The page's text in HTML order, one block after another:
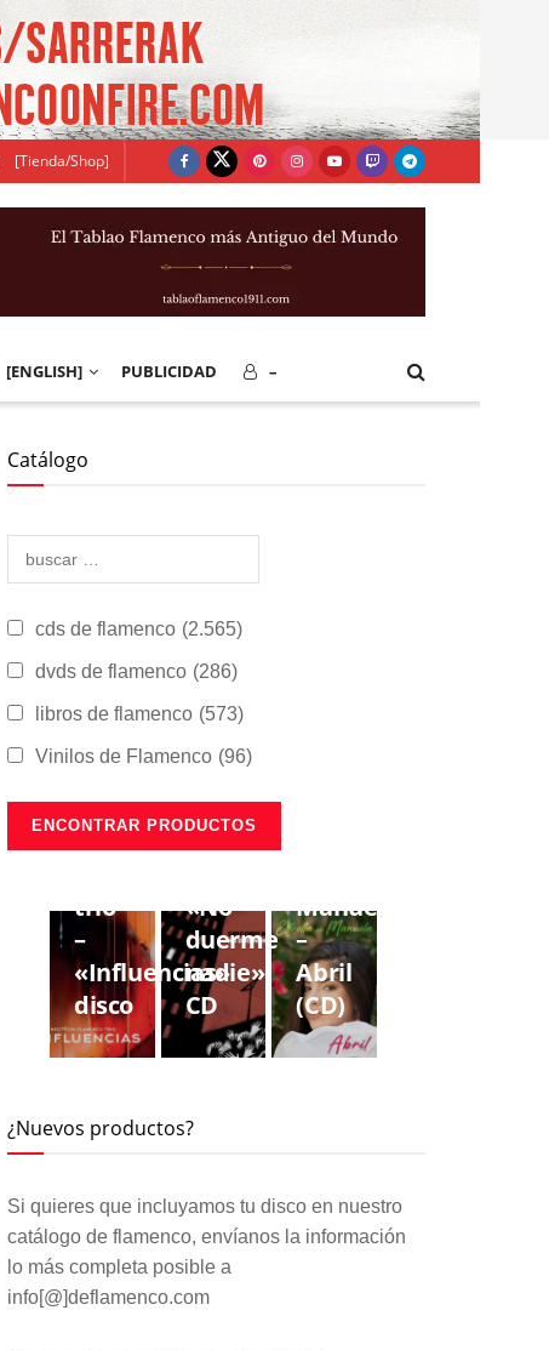
[Tienda/Shop]
[ENGLISH] PUBLICIDAD –
Catálogo
cds de flamenco (2.565)
dvds de flamenco (286)
libros de flamenco (573)
Vinilos de Flamenco (96)
FLAMENCO
Lorenzo
trío
–
«Influencias»
disco
FLAMENCO
Gregorio
«No
duerme
nadie»
CD
Manuela
–
Abril
(CD)
¿Nuevos productos?
Si quieres que incluyamos tu disco en nuestro
catálogo de flamenco, envíanos la información
lo más completa posible a
info[@]deflamenco.com